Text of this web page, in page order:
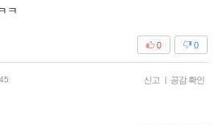
ㅋ
0
0
신고 | 공감 확인